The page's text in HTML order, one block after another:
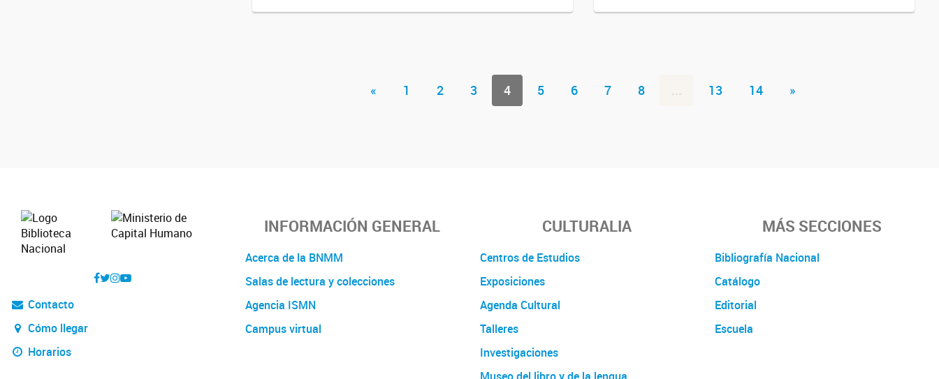
« 1 2 3 4 5 6 7 8 ... 13 14 »
Contacto
Cómo llegar
Horarios
INFORMACIÓN GENERAL
Acerca de la BNMM
Salas de lectura y colecciones
Agencia ISMN
Campus virtual
CULTURALIA
Centros de Estudios
Exposiciones
Agenda Cultural
Talleres
Investigaciones
MÁS SECCIONES
Bibliografía Nacional
Catálogo
Editorial
Escuela